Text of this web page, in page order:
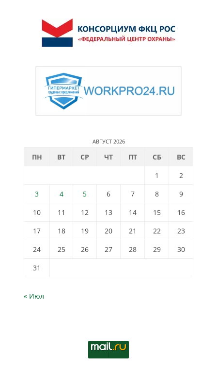
АВГУСТ 2026
ПН ВТ СР ЧТ ПТ СБ
ВС
1
2
3
4 5 6 7 8
9
10
11 12 13 14 15
16
17
18 19 20 21 22
23
24
25 26 27 28 29
30
31
« Июл